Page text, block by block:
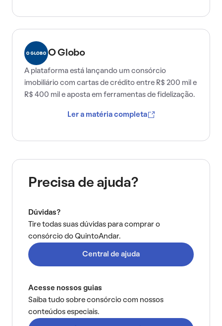
O Globo
A plataforma está lançando um consórcio
imobiliário com cartas de crédito entre R$ 200 mil e
R$ 400 mil e aposta em ferramentas de fidelização.
Ler a matéria completa
Precisa de ajuda?
Dúvidas?
Tire todas suas dúvidas para comprar o
consórcio do QuintoAndar.
Central de ajuda
Acesse nossos guias
Saiba tudo sobre consórcio com nossos
conteúdos especiais.